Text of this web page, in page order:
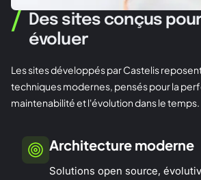
/ Des sites conçus
évoluer
Les sites développés par Castelis
techniques modernes, pensés pour la
maintenabilité et l'évolution dans le temps.
Architecture moderne
Solutions open source,